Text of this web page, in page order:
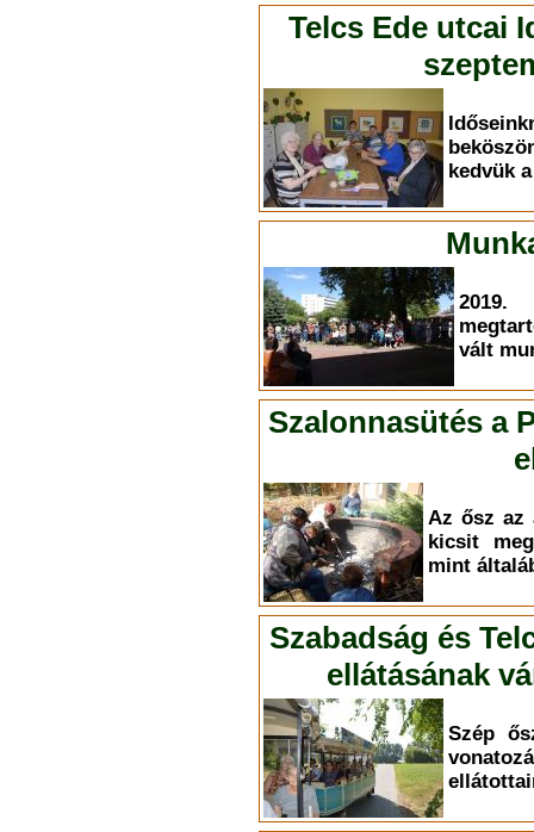
Telcs Ede utcai
kedvük
vált
Szalonnasütés a
Az ősz az
kicsit
mint
Szabadság és
ellátásának
Szép